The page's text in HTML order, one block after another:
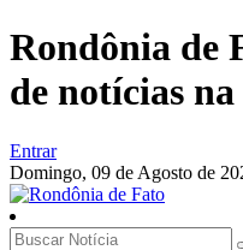
Rondônia de
de notícias
Entrar
Domingo, 09 de Agosto de